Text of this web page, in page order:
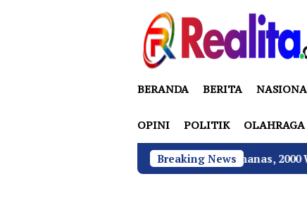
BERANDA BERITA
OPINI POLITIK OLAHRAGA
Breaking News
Suhu Pilkades Sukamulya Memanas, 2000